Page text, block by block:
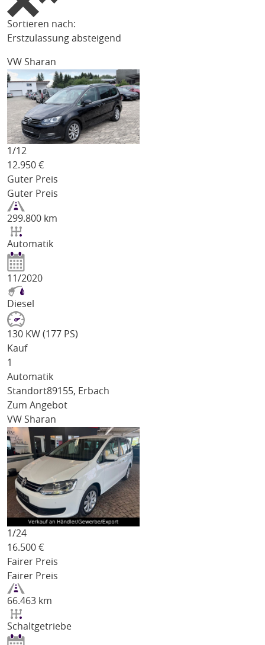
Sortieren nach:
Erstzulassung absteigend
VW Sharan
1/12
12.950 €
Guter Preis
Guter Preis
299.800 km
Automatik
11/2020
Diesel
130 KW (177 PS)
Kauf
1
Automatik
Standort89155, Erbach
Zum Angebot
VW Sharan
1/24
16.500 €
Fairer Preis
Fairer Preis
66.463 km
Schaltgetriebe